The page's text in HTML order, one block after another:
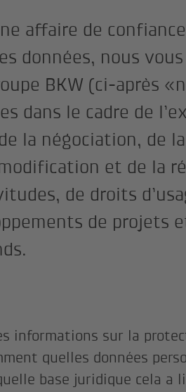
affaire de
données, nous
BKW (ci-après
dans le cadre de
la négociation, de
et de la
de droits
de projets
informations sur la
quelles données
base juridique cela a